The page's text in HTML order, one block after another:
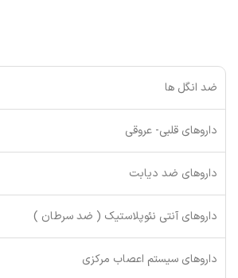
ضد انگل ها
داروهای قلبی- عروقی
داروهای ضد دیابت
داروهای آنتی نئوپلاستیک ( ضد سرطان )
داروهای سیستم اعصاب مرکزی